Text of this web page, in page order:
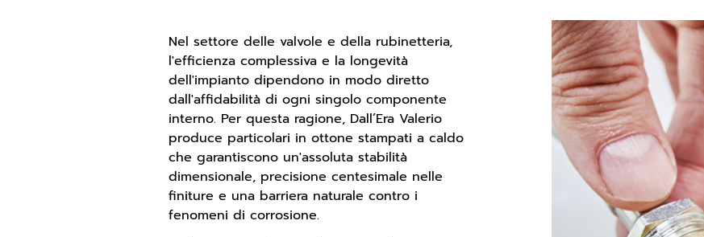
Nel settore delle valvole e della rubinetteria,
l'efficienza complessiva e la longevità
dell'impianto dipendono in modo diretto
dall'affidabilità di ogni singolo componente
interno. Per questa ragione, Dall’Era Valerio
produce particolari in ottone stampati a caldo
che garantiscono un'assoluta stabilità
dimensionale, precisione centesimale nelle
finiture e una barriera naturale contro i
fenomeni di corrosione.